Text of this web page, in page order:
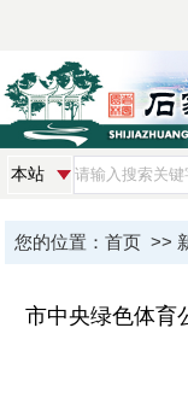
您的位置： 首页>>
市中央绿色体育